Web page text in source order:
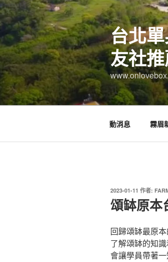
跳
至
主
要
內
容
台北
友社
動消息 霧眉
發
佈
於
2023-01-11 作者:
頌缽原本
回歸頌缽最原
了解頌缽的知
會讓學員帶著